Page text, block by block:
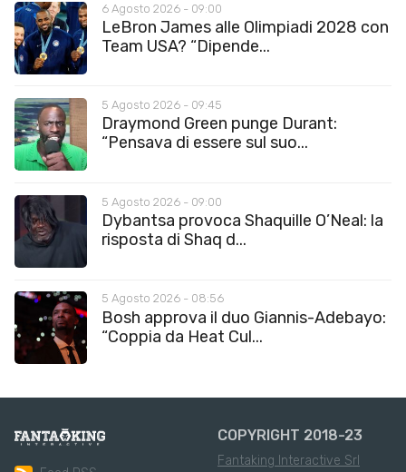
6 Agosto 2026 - 09:00
LeBron James alle Olimpiadi 2028 con
Team USA? “Dipende...
5 Agosto 2026 - 09:45
Draymond Green punge Durant:
“Pensava di essere sul suo...
5 Agosto 2026 - 09:00
Dybantsa provoca Shaquille O’Neal: la
risposta di Shaq d...
5 Agosto 2026 - 08:56
Bosh approva il duo Giannis-Adebayo:
“Coppia da Heat Cul...
COPYRIGHT 2018-23
Fantaking Interactive Srl